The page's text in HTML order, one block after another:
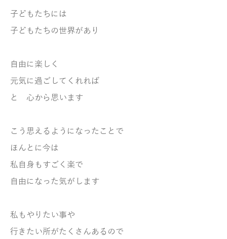
子どもたちには
子どもたちの世界があり
自由に楽しく
元気に過ごしてくれれば
と 心から思います
こう思えるようになったことで
ほんとに今は
私自身もすごく楽で
自由になった気がします
私もやりたい事や
行きたい所がたくさんあるので